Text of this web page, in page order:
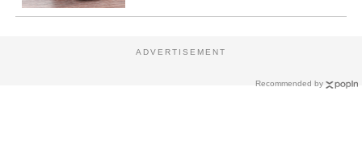
Recommended by
ADVERTISEMENT